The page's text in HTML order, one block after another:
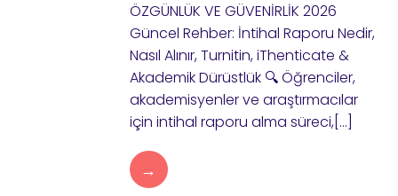
ÖZGÜNLÜK VE GÜVENİRLİK 2026
Güncel Rehber: İntihal Raporu Nedir,
Nasıl Alınır, Turnitin, iThenticate &
Akademik Dürüstlük 🔍 Öğrenciler,
akademisyenler ve araştırmacılar
için intihal raporu alma süreci,[…]
→